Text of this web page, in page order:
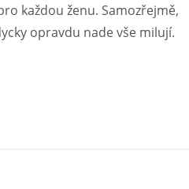
každou ženu. Samozřejmě,
opravdu nade vše milují.